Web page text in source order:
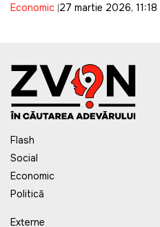
cele de motorină pentru
Economic 27 martie 2026, 11:18
Flash
Social
Economic
Politică
Externe